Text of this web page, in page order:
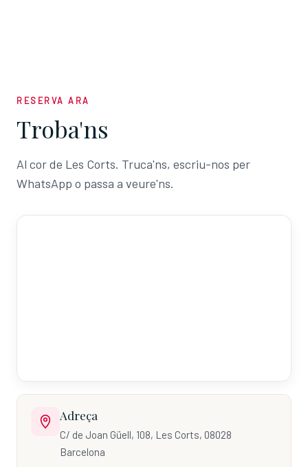
RESERVA ARA
Troba'ns
Al cor de Les Corts. Truca'ns, escriu-nos per
WhatsApp o passa a veure'ns.
Adreça
C/ de Joan Güell, 108, Les Corts, 08028
Barcelona